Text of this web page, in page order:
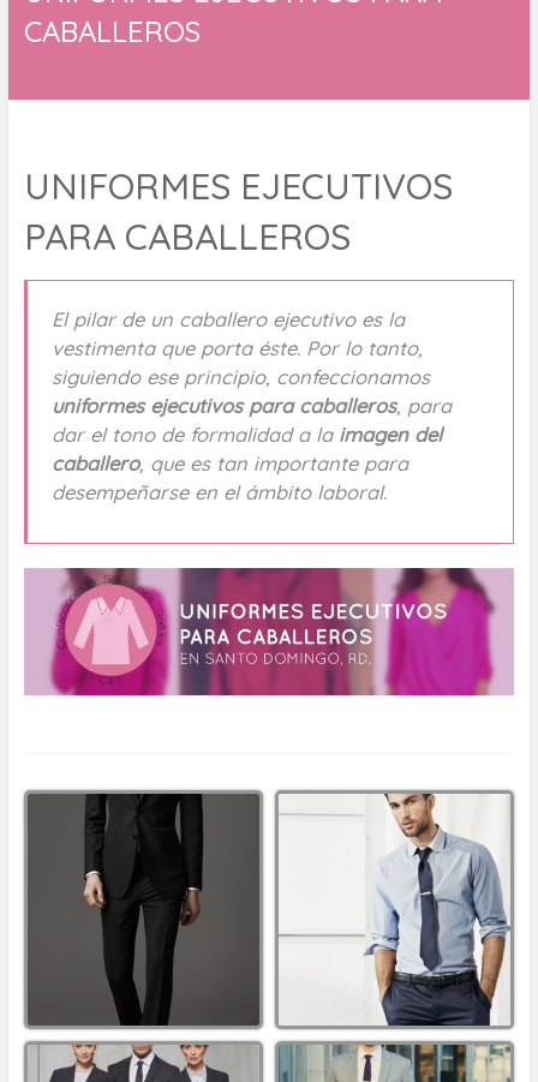
CABALLEROS
UNIFORMES EJECUTIVOS
PARA CABALLEROS
El pilar de un caballero ejecutivo es la
vestimenta que porta éste. Por lo tanto,
siguiendo ese principio, confeccionamos
uniformes ejecutivos para caballeros, para
dar el tono de formalidad a la imagen del
caballero, que es tan importante para
desempeñarse en el ámbito laboral.